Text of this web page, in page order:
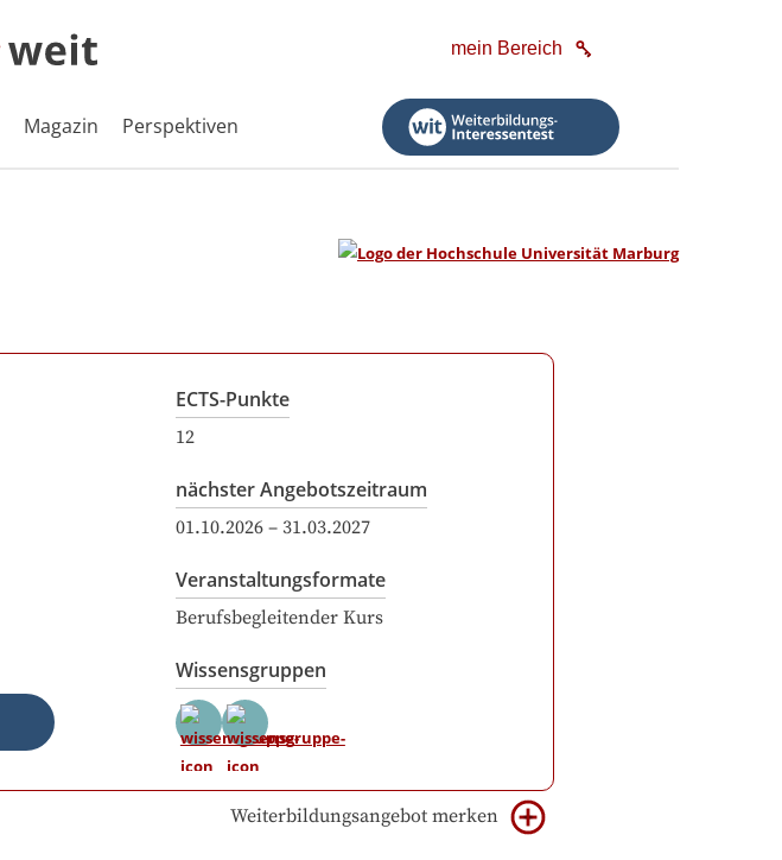
mein Bereich
Magazin Perspektiven
ECTS-Punkte
12
nächster Angebotszeitraum
01.10.2026 – 31.03.2027
Veranstaltungsformate
Berufsbegleitender Kurs
Wissensgruppen
Weiterbildungsangebot merken